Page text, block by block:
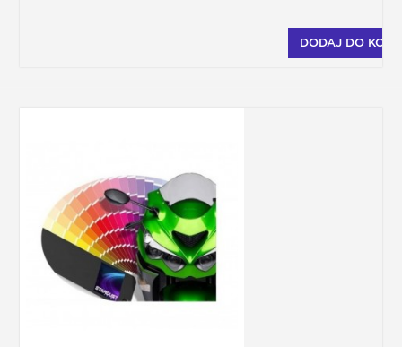
- zestaw do przygotowania karoserii
(odtłuszczacz, zestaw arkuszy ściernych,
gąbki ścierne, rozcieńczalnik)
W przypadku pytań dotyczących kodu
koloru napisz do nas na adres
colorimetrie@stardustcolors.com.
DODAJ DO